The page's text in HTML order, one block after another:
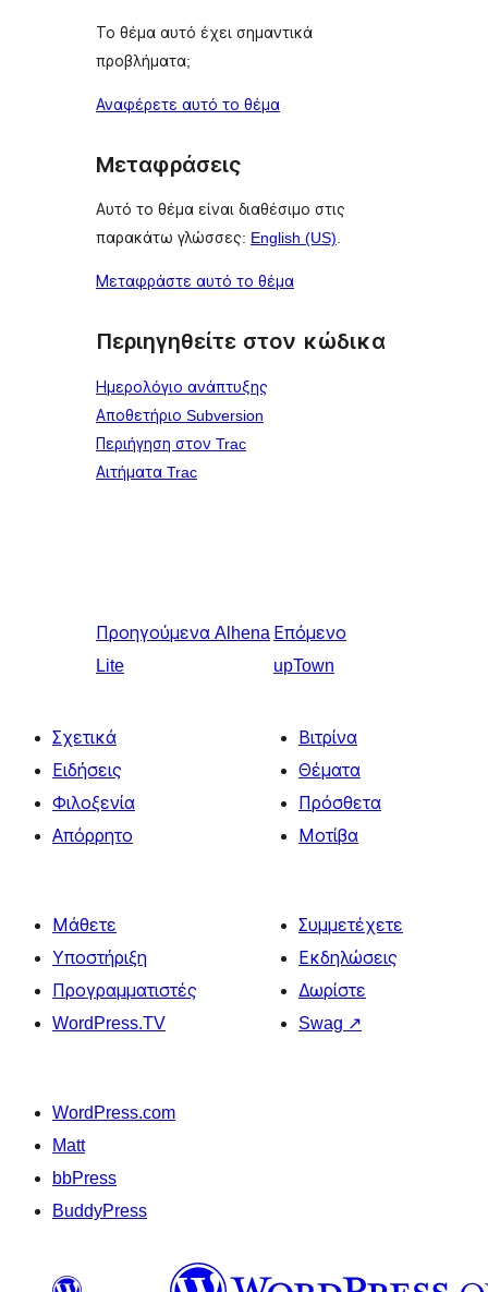
Το θέμα αυτό έχει σημαντικά
προβλήματα;
Αναφέρετε αυτό το θέμα
Μεταφράσεις
Αυτό το θέμα είναι διαθέσιμο στις
παρακάτω γλώσσες: English (US).
Μεταφράστε αυτό το θέμα
Περιηγηθείτε στον κώδικα
Ημερολόγιο ανάπτυξης
Αποθετήριο Subversion
Περιήγηση στον Trac
Αιτήματα Trac
Προηγούμενα Alhena
Lite
Επόμενο
upTown
Σχετικά
Ειδήσεις
Φιλοξενία
Απόρρητο
Βιτρίνα
Θέματα
Πρόσθετα
Μοτίβα
Μάθετε
Υποστήριξη
Προγραμματιστές
WordPress.TV
Συμμετέχετε
Εκδηλώσεις
Δωρίστε
Swag ↗
WordPress.com
Matt
bbPress
BuddyPress